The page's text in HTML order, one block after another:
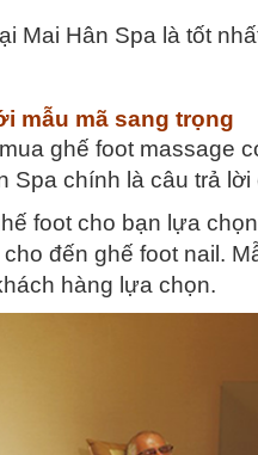
Mai Hân Spa là tốt
mẫu mã sang trọng
ghế foot massage
chính là câu trả lời
foot cho bạn lựa
đến ghế foot nail.
hàng lựa chọn.